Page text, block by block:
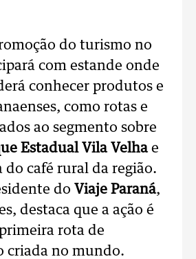
do turismo no
com estande onde
conhecer produtos e
como rotas e
ao segmento sobre
Estadual Vila Velha e
do café rural da região.
do Viaje Paraná,
destaca que a ação é
rota de
criada no mundo.